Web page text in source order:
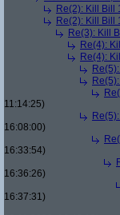
Re(2): Kill Bill
Re(2): Kill Bill
Re(3): Kill
Re(4):
Re(4):
11:14:25)
16:08:00)
16:33:54)
16:36:26)
16:37:31)